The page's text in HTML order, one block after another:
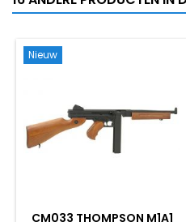
Nieuw
CM033 THOMPSON M1A1